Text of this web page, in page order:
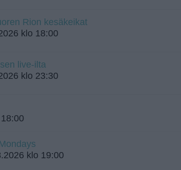
Rion kesäkeikat
klo 18:00
live-ilta
klo 23:30
klo 19:00